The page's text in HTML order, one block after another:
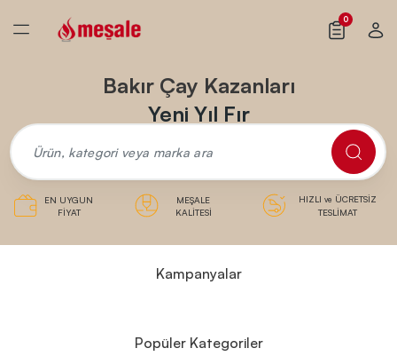
0
Bakır Çay Kazanları
Yeni Yıl Fırsat
EN UYGUN
FİYAT
MEŞALE
KALİTESİ
HIZLI ve ÜCRETSİZ
TESLİMAT
Kampanyalar
Popüler Kategoriler